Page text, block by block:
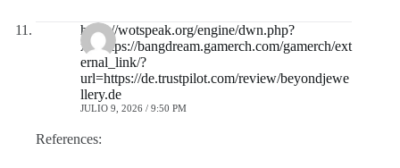
https://wotspeak.org/engine/dwn.php?
xf=https://bangdream.gamerch.com/gamerch/ext
ernal_link/?
url=https://de.trustpilot.com/review/beyondjewe
llery.de
JULIO 9, 2026 / 9:50 PM
References: